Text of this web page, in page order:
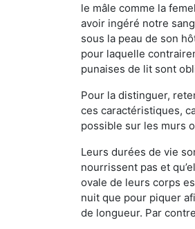
le mâle comme la
avoir ingéré notre
sous la peau de son
pour laquelle
punaises de lit sont
Pour la distinguer,
ces caractéristiques,
possible sur les murs
Leurs durées de vie
nourrissent pas et
ovale de leurs corps
nuit que pour piquer
de longueur. Par